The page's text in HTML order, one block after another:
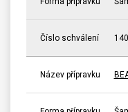
Číslo schválení
Název přípravku